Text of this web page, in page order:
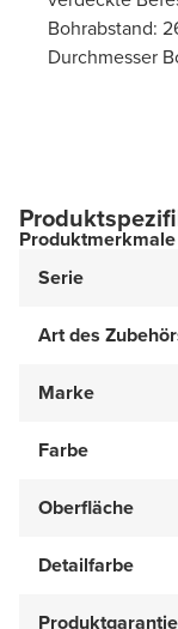
Bohrabstand:
Durchmesser
Produktmerkmale
Serie
Art des
Marke
Farbe
Oberfläche
Detailfarbe
Produktgarantie